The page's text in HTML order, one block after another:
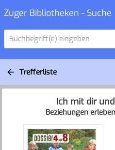
Zuger Bibliotheken - Suche
Suchbegriff(e) eingeben
Trefferliste
Ich mit dir
Beziehungen